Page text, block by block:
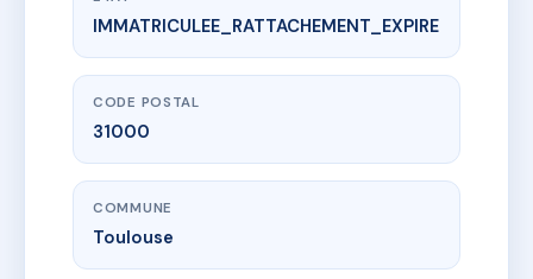
www.vme.plus/AF9537523
SDC ETOILE
24 r de l'etoile
IMMATRICULEE_RATTACHEMENT_EXPIRE
CODE POSTAL
31000
COMMUNE
Toulouse